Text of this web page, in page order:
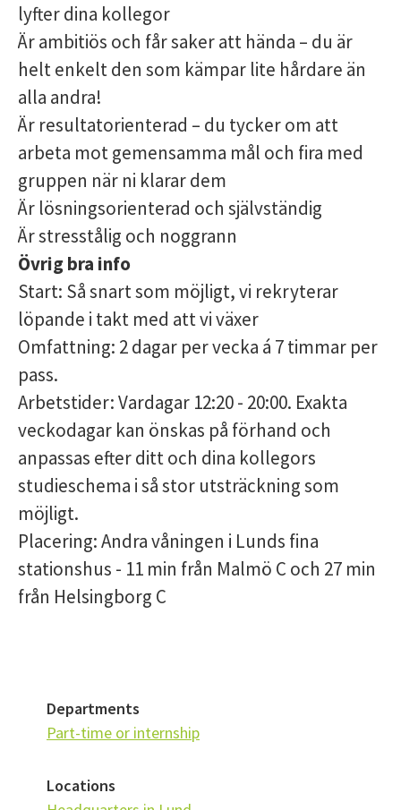
lyfter dina kollegor
Är ambitiös och får saker att hända – du är
helt enkelt den som kämpar lite hårdare än
alla andra!
Är resultatorienterad – du tycker om att
arbeta mot gemensamma mål och fira med
gruppen när ni klarar dem
Är lösningsorienterad och självständig
Är stresstålig och noggrann
Övrig bra info
Start: Så snart som möjligt, vi rekryterar
löpande i takt med att vi växer
Omfattning: 2 dagar per vecka á 7 timmar per
pass.
Arbetstider: Vardagar 12:20 - 20:00. Exakta
veckodagar kan önskas på förhand och
anpassas efter ditt och dina kollegors
studieschema i så stor utsträckning som
möjligt.
Placering: Andra våningen i Lunds fina
stationshus - 11 min från Malmö C och 27 min
från Helsingborg C
Departments
Part-time or internship
Locations